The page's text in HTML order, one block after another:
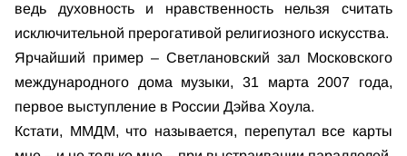
ведь духовность и нравственность нельзя считать
исключительной прерогативой религиозного искусства.
Ярчайший пример – Светлановский зал Московского
международного дома музыки, 31 марта 2007 года,
первое выступление в России Дэйва Хоула.
Кстати, ММДМ, что называется, перепутал все карты